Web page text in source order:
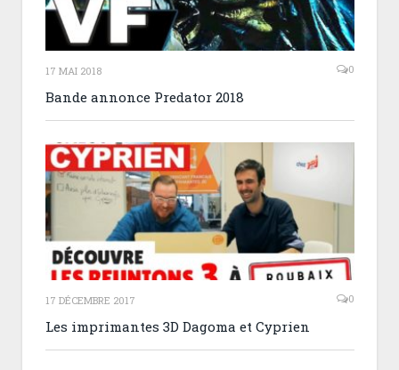
17 MAI 2018 0
Bande annonce Predator 2018
17 DÉCEMBRE 2017 0
Les imprimantes 3D Dagoma et Cyprien